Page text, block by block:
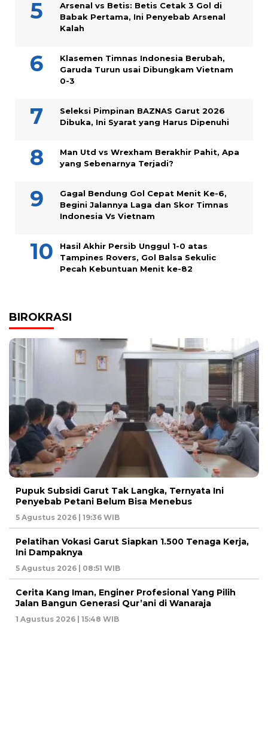
Arsenal vs Betis: Betis Cetak 3 Gol di
Babak Pertama, Ini Penyebab Arsenal
Kalah
Klasemen Timnas Indonesia Berubah,
Garuda Turun usai Dibungkam Vietnam
0-3
Seleksi Pimpinan BAZNAS Garut 2026
Dibuka, Ini Syarat yang Harus Dipenuhi
Man Utd vs Wrexham Berakhir Pahit, Apa
yang Sebenarnya Terjadi?
Gagal Bendung Gol Cepat Menit Ke-6,
Begini Jalannya Laga dan Skor Timnas
Indonesia Vs Vietnam
Hasil Akhir Persib Unggul 1-0 atas
Tampines Rovers, Gol Balsa Sekulic
Pecah Kebuntuan Menit ke-82
BIROKRASI
Pupuk Subsidi Garut Tak Langka, Ternyata Ini
Penyebab Petani Belum Bisa Menebus
5 Agustus 2026 | 19:36 WIB
Pelatihan Vokasi Garut Siapkan 1.500 Tenaga Kerja,
Ini Dampaknya
5 Agustus 2026 | 08:51 WIB
Cerita Kang Iman, Enginer Profesional Yang Pilih
Jalan Bangun Generasi Qur’ani di Wanaraja
1 Agustus 2026 | 15:48 WIB